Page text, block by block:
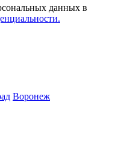
данных в
Воронеж